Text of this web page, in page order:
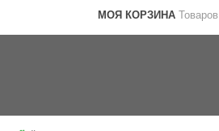
МОЯ КОРЗИНА